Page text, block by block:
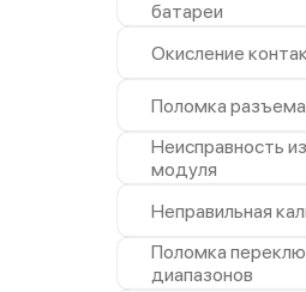
батареи
Окисление
Поломка
Неисправность
модуля
Неправильная
Поломка
диапазонов